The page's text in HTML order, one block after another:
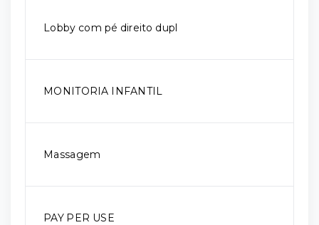
Lobby com pé direito dupl
MONITORIA INFANTIL
Massagem
PAY PER USE